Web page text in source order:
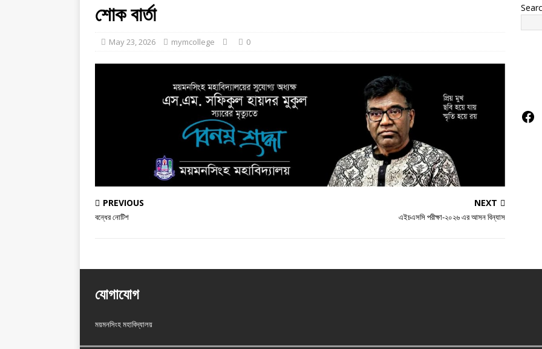
শোক বার্তা
May 23, 2026 mymcollege 0
PREVIOUS
বন্ধের নোটিশ
NEXT
এইচএসসি পরীক্ষা-২০২৬ এর আসন বিন্যাস
যোগাযোগ
ময়মনসিংহ মহাবিদ্যালয়